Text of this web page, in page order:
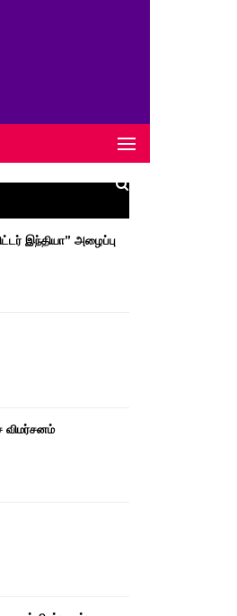
இந்தியா” அழைப்பு
விமர்சனம்